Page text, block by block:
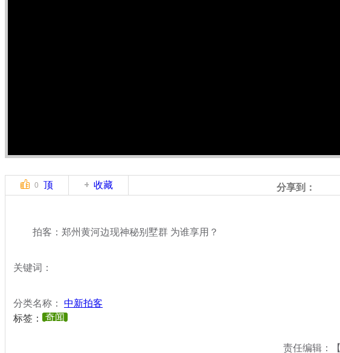
0 顶 收藏 分享到：
拍客：郑州黄河边现神秘别墅群 为谁享用？
关键词：
分类名称： 中新拍客
标签：
奇闻
责任编辑：【